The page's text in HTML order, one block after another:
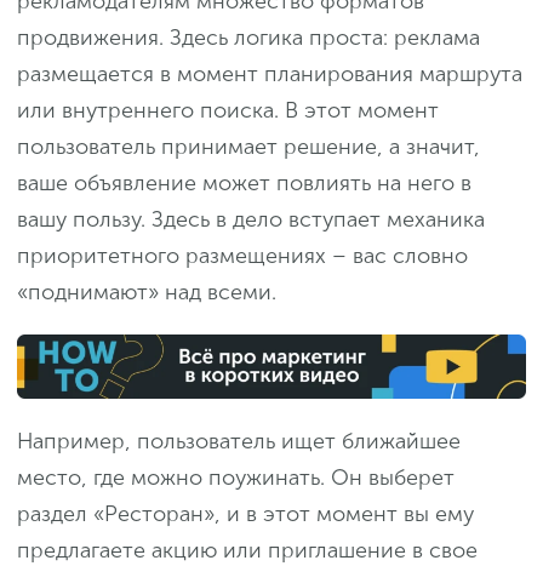
продвижения. Здесь логика проста: реклама
размещается в момент планирования маршрута
или внутреннего поиска. В этот момент
пользователь принимает решение, а значит,
ваше объявление может повлиять на него в
вашу пользу. Здесь в дело вступает механика
приоритетного размещениях – вас словно
«поднимают» над всеми.
Например, пользователь ищет ближайшее
место, где можно поужинать. Он выберет
раздел «Ресторан», и в этот момент вы ему
предлагаете акцию или приглашение в свое